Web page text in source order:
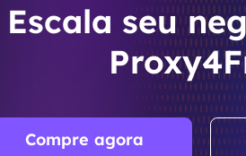
Escala seu
Compre agora